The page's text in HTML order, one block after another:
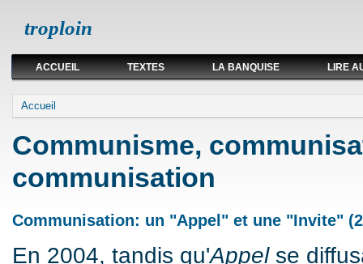
troploin
ACCUEIL TEXTES LA BANQUISE LIRE
Vous êtes ici
Accueil
Communisme,
communisation
Communisation: un "Appel" et une "Invite"
En 2004, tandis qu'Appelse